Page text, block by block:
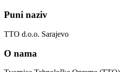
Puni naziv
TTO d.o.o. Sarajevo
O nama